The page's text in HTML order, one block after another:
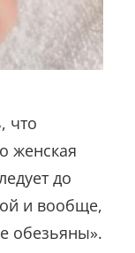
что
женская
до
и вообще,
обезьяны».